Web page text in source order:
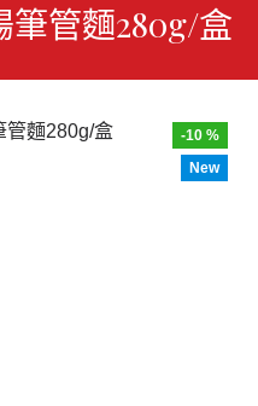
筆管麵280g/盒
New
-10 %